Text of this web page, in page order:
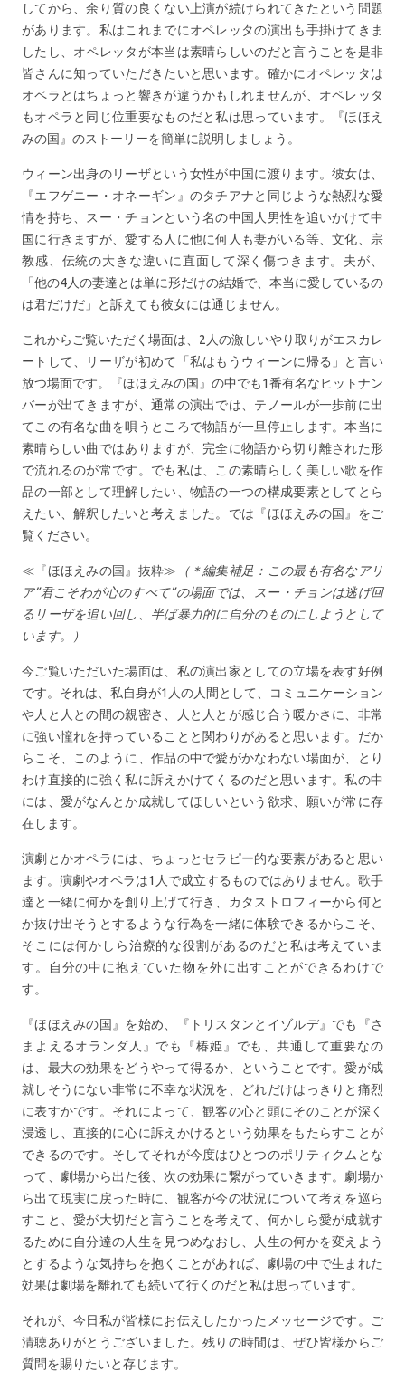
してから、余り質の良くない上演が続けられてきたという問題
があります。私はこれまでにオペレッタの演出も手掛けてきま
したし、オペレッタが本当は素晴らしいのだと言うことを是非
皆さんに知っていただきたいと思います。確かにオペレッタは
オペラとはちょっと響きが違うかもしれませんが、オペレッタ
もオペラと同じ位重要なものだと私は思っています。『ほほえ
みの国』のストーリーを簡単に説明しましょう。
ウィーン出身のリーザという女性が中国に渡ります。彼女は、
『エフゲニー・オネーギン』のタチアナと同じような熱烈な愛
情を持ち、スー・チョンという名の中国人男性を追いかけて中
国に行きますが、愛する人に他に何人も妻がいる等、文化、宗
教感、伝統の大きな違いに直面して深く傷つきます。夫が、
「他の4人の妻達とは単に形だけの結婚で、本当に愛しているの
は君だけだ」と訴えても彼女には通じません。
これからご覧いただく場面は、2人の激しいやり取りがエスカレ
ートして、リーザが初めて「私はもうウィーンに帰る」と言い
放つ場面です。『ほほえみの国』の中でも1番有名なヒットナン
バーが出てきますが、通常の演出では、テノールが一歩前に出
てこの有名な曲を唄うところで物語が一旦停止します。本当に
素晴らしい曲ではありますが、完全に物語から切り離された形
で流れるのが常です。でも私は、この素晴らしく美しい歌を作
品の一部として理解したい、物語の一つの構成要素としてとら
えたい、解釈したいと考えました。では『ほほえみの国』をご
覧ください。
≪『ほほえみの国』抜粋≫ （＊編集補足：この最も有名なアリ
ア”君こそわが心のすべて”の場面では、スー・チョンは逃げ回
るリーザを追い回し、半ば暴力的に自分のものにしようとして
います。）
今ご覧いただいた場面は、私の演出家としての立場を表す好例
です。それは、私自身が1人の人間として、コミュニケーション
や人と人との間の親密さ、人と人とが感じ合う暖かさに、非常
に強い憧れを持っていることと関わりがあると思います。だか
らこそ、このように、作品の中で愛がかなわない場面が、とり
わけ直接的に強く私に訴えかけてくるのだと思います。私の中
には、愛がなんとか成就してほしいという欲求、願いが常に存
在します。
演劇とかオペラには、ちょっとセラピー的な要素があると思い
ます。演劇やオペラは1人で成立するものではありません。歌手
達と一緒に何かを創り上げて行き、カタストロフィーから何と
か抜け出そうとするような行為を一緒に体験できるからこそ、
そこには何かしら治療的な役割があるのだと私は考えていま
す。自分の中に抱えていた物を外に出すことができるわけで
す。
『ほほえみの国』を始め、『トリスタンとイゾルデ』でも『さ
まよえるオランダ人』でも『椿姫』でも、共通して重要なの
は、最大の効果をどうやって得るか、ということです。愛が成
就しそうにない非常に不幸な状況を、どれだけはっきりと痛烈
に表すかです。それによって、観客の心と頭にそのことが深く
浸透し、直接的に心に訴えかけるという効果をもたらすことが
できるのです。そしてそれが今度はひとつのポリティクムとな
って、劇場から出た後、次の効果に繋がっていきます。劇場か
ら出て現実に戻った時に、観客が今の状況について考えを巡ら
すこと、愛が大切だと言うことを考えて、何かしら愛が成就す
るために自分達の人生を見つめなおし、人生の何かを変えよう
とするような気持ちを抱くことがあれば、劇場の中で生まれた
効果は劇場を離れても続いて行くのだと私は思っています。
それが、今日私が皆様にお伝えしたかったメッセージです。ご
清聴ありがとうございました。残りの時間は、ぜひ皆様からご
質問を賜りたいと存じます。